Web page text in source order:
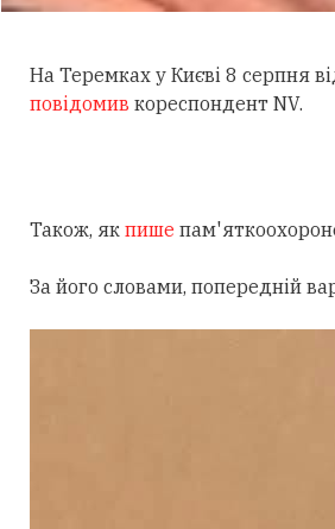
На Теремках у Києві 8 серпня
повідомив кореспондент NV.
Також, як пише
За його словами, попередній